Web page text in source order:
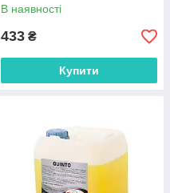
В наявності
433 ₴
Купити